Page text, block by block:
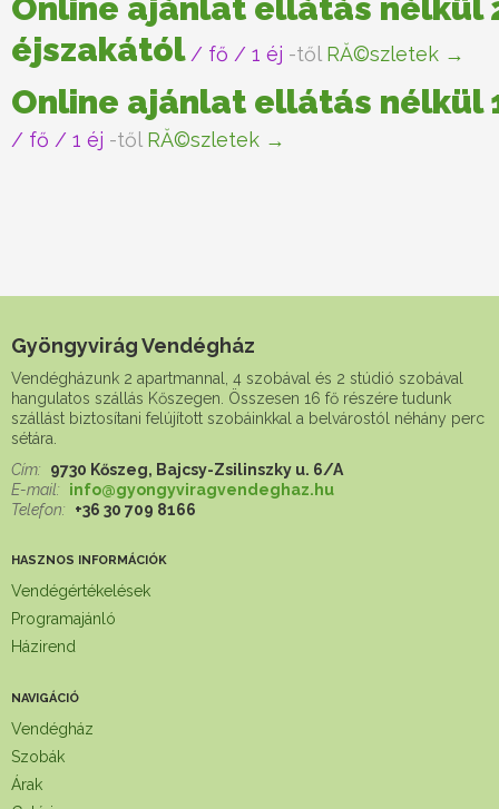
Online ajánlat ellátás nélkül
éjszakától / fő / 1 éj -től RĂ©szletek →
Online ajánlat ellátás nélkül
/ fő / 1 éj -től RĂ©szletek →
Gyöngyvirág Vendégház
Vendégházunk 2 apartmannal, 4 szobával és 2 stúdió szobával
hangulatos szállás Kőszegen. Összesen 16 fő részére tudunk
szállást biztosítani felújított szobáinkkal a belvárostól néhány perc
sétára.
Cím:
9730 Kőszeg, Bajcsy-Zsilinszky u. 6/A
E-mail:
info@gyongyviragvendeghaz.hu
Telefon:
+36 30 709 8166
HASZNOS INFORMÁCIÓK
Vendégértékelések
Programajánló
Házirend
NAVIGÁCIÓ
Vendégház
Szobák
Árak